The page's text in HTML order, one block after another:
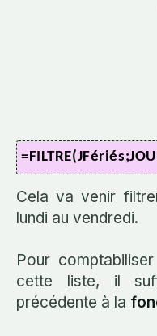
Cela va venir
lundi au vendredi.
Pour
cette liste, il
précédente à la